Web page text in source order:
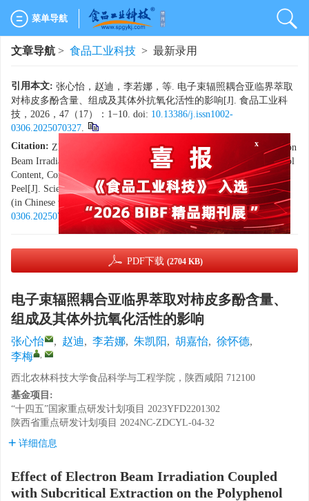
菜单导航
文章导航 > 食品工业科技 > 最新录用
引用本文: 张心怡，赵迪，李若娜，等. 电子束辐照耦合亚临界萃取
对柿皮多酚含量、组成及其体外抗氧化活性的影响[J]. 食品工业科
技，2026，47（17）：1−10. doi: 10.13386/j.issn1002-
0306.2025070327.
Citation: ZHANG Xinyi, ZHAO Di, LI Ruona, et al. Effect of Electron
Beam Irradiation Coupled with Subcritical Extraction on the Polyphenol
Content, Composition, and
Antioxidant Activity of Persimmon
Peel[J]. Science and Technology of Food Industry, 2026, 47(17): 1−10.
(in Chinese with English abstract). doi:10.13386/j.issn1002-
0306.2025070327
PDF下载 (2704 KB)
电子束辐照耦合亚临界萃取对柿皮多酚含量、
组成及其体外抗氧化活性的影响
张心怡 , 赵迪, 李若娜, 朱凯阳, 胡嘉怡, 徐怀德,
李梅
,
西北农林科技大学食品科学与工程学院，陕西咸阳 712100
基金项目:
“十四五”国家重点研发计划项目 2023YFD2201302
陕西省重点研发计划项目 2024NC-ZDCYL-04-32
详细信息
Effect of Electron Beam Irradiation Coupled
with Subcritical Extraction on the Polyphenol